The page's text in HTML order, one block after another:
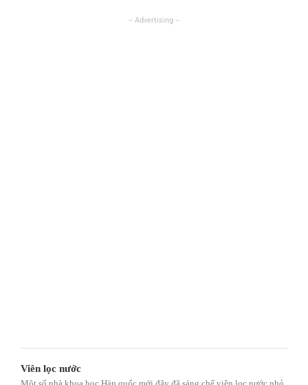
Viên lọc nước